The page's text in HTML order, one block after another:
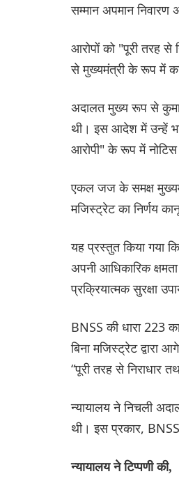
सम्मान अपमान
आरोपों को "पूरी तरह से
से मुख्यमंत्री के रूप में
अदालत मुख्य रूप से
थी। इस आदेश में उन्हें
आरोपी" के रूप में नोटिस
एकल जज के समक्ष
मजिस्ट्रेट का निर्णय
यह प्रस्तुत किया गया
अपनी आधिकारिक
प्रक्रियात्मक सुरक्षा
BNSS की धारा 223
बिना मजिस्ट्रेट द्वारा
“पूरी तरह से निराधार
न्यायालय ने निचली
थी। इस प्रकार,
न्यायालय ने टिप्पणी की,